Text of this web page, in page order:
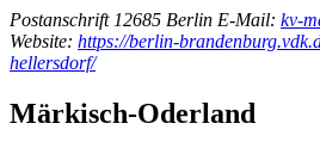
Postanschrift 12685 Berlin E-Mail: kv-
Website: https://berlin-
hellersdorf/
Märkisch-Oderland